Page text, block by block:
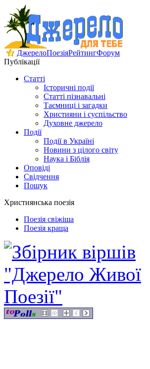
ДжерелоПоезіяРейтингФорум
Публікації
Статті
Історичні події
Статті пізнавальні
Таємниці і загадки
Християни і суспільство
Духовне джерело
Події
Події в Україні
Новини з цілого світу
Наука і Біблія
Оповіді
Свідчення
Пошук
Християнська поезія
Поезія свіжіша
Поезія краща